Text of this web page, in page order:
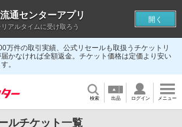
万件の取引実績、公式リセールも取扱うチケットリ
かなければ全額返金。チケット価格は定価より安い
。
検索 出品 ログイン メニュー
ルチケット一覧
通センターアプリ
アルタイムに受け取ろう
開く